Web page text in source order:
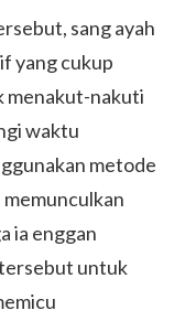
sang ayah
yang cukup
menakut-nakuti
waktu
metode
ia enggan
untuk